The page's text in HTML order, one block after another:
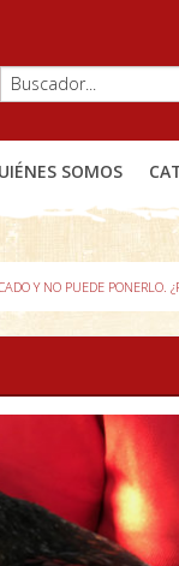
SOMOS
Y NO PUEDE PONERLO.